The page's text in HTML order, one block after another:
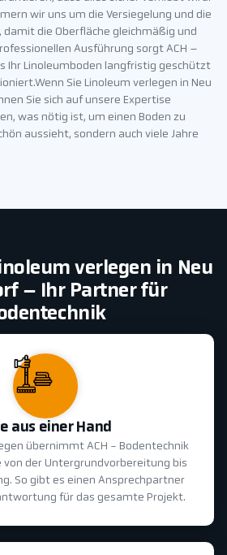
wir uns um die Versiegelung und die
damit die Oberfläche gleichmäßig und
Ausführung sorgt ACH –
Ihr Linoleumboden langfristig geschützt
Sie Linoleum verlegen in Neu
Sie sich auf unsere Expertise
was nötig ist, um einen Boden zu
aussieht, sondern auch viele Jahre
verlegen in Neu
– Ihr Partner für
aus einer Hand
übernimmt ACH - Bodentechnik
der Untergrundvorbereitung bis
So gibt es einen Ansprechpartner
für das gesamte Projekt.